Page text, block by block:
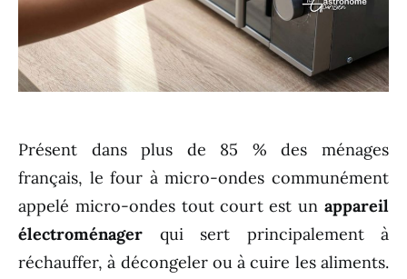
Présent dans plus de 85 % des ménages
français, le four à micro-ondes communément
appelé micro-ondes tout court est un appareil
électroménager qui sert principalement à
réchauffer, à décongeler ou à cuire les aliments.